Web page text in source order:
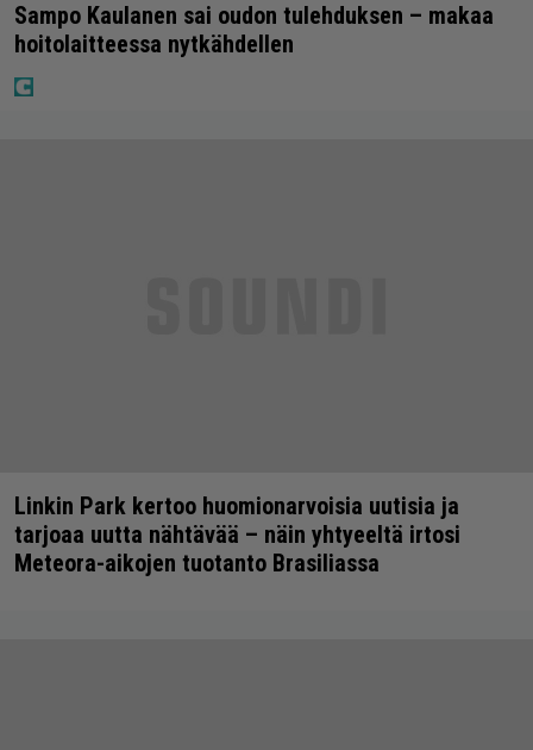
Sampo Kaulanen sai oudon tulehduksen – makaa
hoitolaitteessa nytkähdellen
Linkin Park kertoo huomionarvoisia uutisia ja
tarjoaa uutta nähtävää – näin yhtyeeltä irtosi
Meteora-aikojen tuotanto Brasiliassa